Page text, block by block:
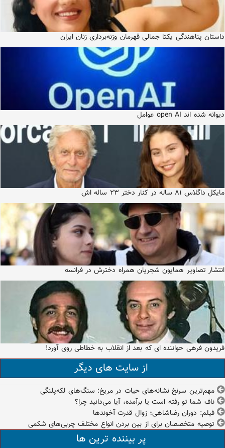
داستان پناهندگی یکتا جمالی قهرمان وزنه‌برداری زنان ایران
دیوانه شده اند open AI عوامل
مایکل داگلاس ۸۱ ساله در کنار دختر ۲۳ ساله اش
انتشار تصاویر همایون شجریان همراه دخترش در فرانسه
فریدون فرهی حواننده ای که بعد از انقلاب به خطاطی روی آورد!
از سایت های دیگر
مهم‌ترین سرنخ نشانه‌های حیات در مریخ: سنگ‌های لکه‌پلنگی
ناف شما تو رفته است یا برآمده، آیا می‌دانید چرا؟
فیلم: دوران رضاشاهی؛ زوال قدرت آخوندها
توصیه متخصصان برای از بین بردن انواع مختلف چربی‌های شکمی
پر بیننده ترین ها